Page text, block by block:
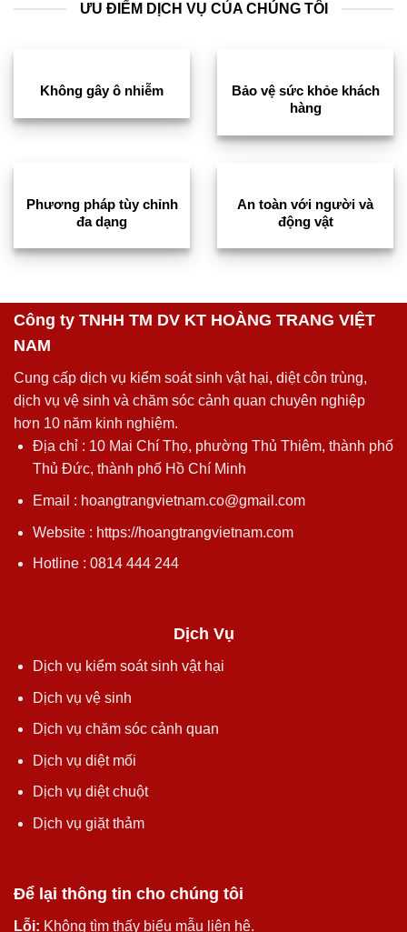
ƯU ĐIỂM DỊCH VỤ CỦA CHÚNG TÔI
Không gây ô nhiễm
Bảo vệ sức khỏe khách
hàng
Phương pháp tùy chỉnh
đa dạng
An toàn với người và
động vật
Công ty TNHH TM DV KT HOÀNG TRANG VIỆT
NAM
Cung cấp dịch vụ kiểm soát sinh vật hại, diệt côn trùng,
dịch vụ vệ sinh và chăm sóc cảnh quan chuyên nghiệp
hơn 10 năm kinh nghiệm.
Địa chỉ : 10 Mai Chí Thọ, phường Thủ Thiêm, thành phố
Thủ Đức, thành phố Hồ Chí Minh
Email : hoangtrangvietnam.co@gmail.com
Website : https://hoangtrangvietnam.com
Hotline : 0814 444 244
Dịch Vụ
Dịch vụ kiểm soát sinh vật hại
Dịch vụ vệ sinh
Dịch vụ chăm sóc cảnh quan
Dịch vụ diệt mối
Dịch vụ diệt chuột
Dịch vụ giặt thảm
Để lại thông tin cho chúng tôi
Lỗi: Không tìm thấy biểu mẫu liên hệ.